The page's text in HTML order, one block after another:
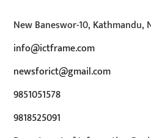
New Baneswor-10, Kathmandu,
info@ictframe.com
newsforict@gmail.com
9851051578
9818525091